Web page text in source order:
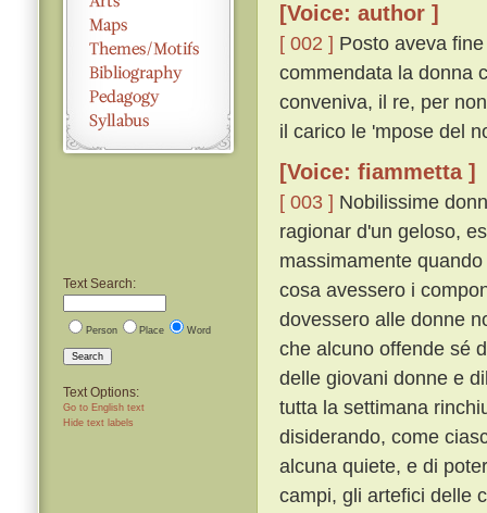
Text Search:
Person Place Word
Search
Text Options:
Go to English text
Hide text labels
[Voice: author ]
[ 002 ] Posto aveva
commendata la donna
conveniva, il re, per
il carico le 'mpose del
[Voice: fiammetta ]
[ 003 ] Nobilissime
ragionar d'un geloso,
massimamente
cosa avessero i
dovessero alle donne
che alcuno offende sé
delle giovani donne e
tutta la settimana
disiderando, come
alcuna quiete, e di
campi, gli artefici delle